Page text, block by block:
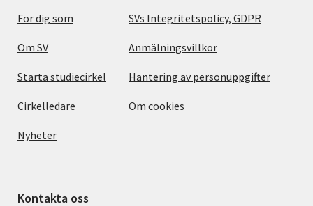
För dig som
Om SV
Starta studiecirkel
Cirkelledare
Nyheter
SVs Integritetspolicy, GDPR
Anmälningsvillkor
Hantering av personuppgifter
Om cookies
Kontakta oss